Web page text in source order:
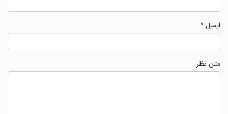
ایمیل*
متن نظر